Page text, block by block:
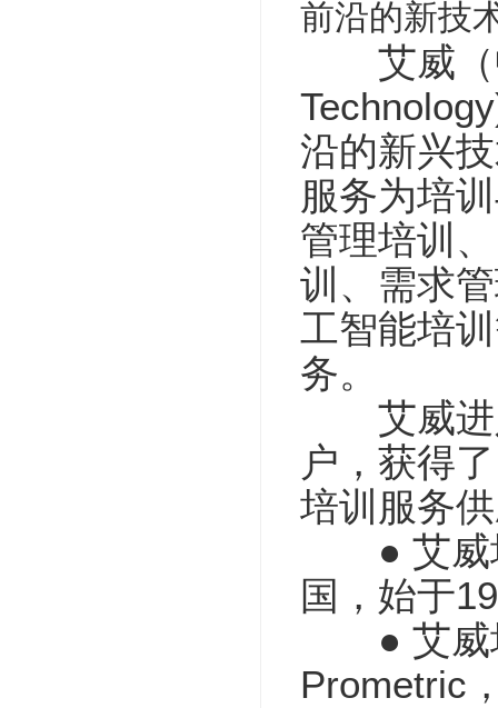
前沿的新技
艾威（
沿的新兴
服务为培
管理培训
训、需求
工智能培
务。
艾威进
户，获得
培训服务
● 艾威培
国，始于
● 艾威培
Prometric